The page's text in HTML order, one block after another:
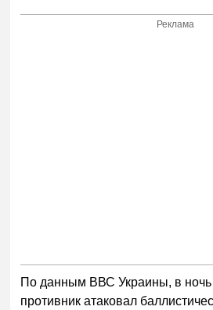
Реклама
По данным ВВС Украины, в
противник атаковал